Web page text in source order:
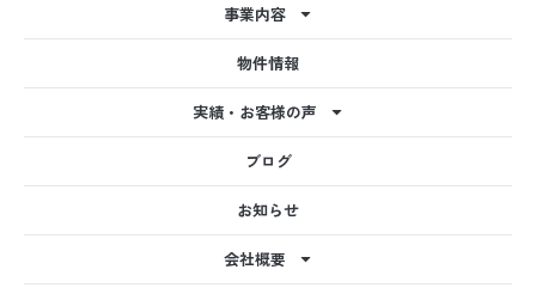
事業内容
物件情報
実績・お客様の声
ブログ
お知らせ
会社概要